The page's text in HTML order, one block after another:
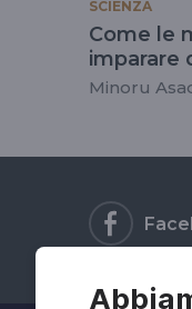
SCIENZA
Come le
imparare
Minoru